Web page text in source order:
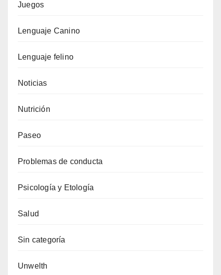
Juegos
Lenguaje Canino
Lenguaje felino
Noticias
Nutrición
Paseo
Problemas de conducta
Psicología y Etología
Salud
Sin categoría
Unwelth